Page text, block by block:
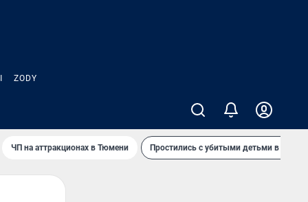
ZODY
ЧП на аттракционах в Тюмени Простились с убитыми детьми в